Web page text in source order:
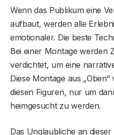
Wenn das Publikum eine
aufbaut, werden alle
emotionaler. Die beste
Bei einer Montage werden
verdichtet, um eine
Diese Montage aus
diesen Figuren, nur um
heimgesucht zu werden.
Das Unglaubliche an